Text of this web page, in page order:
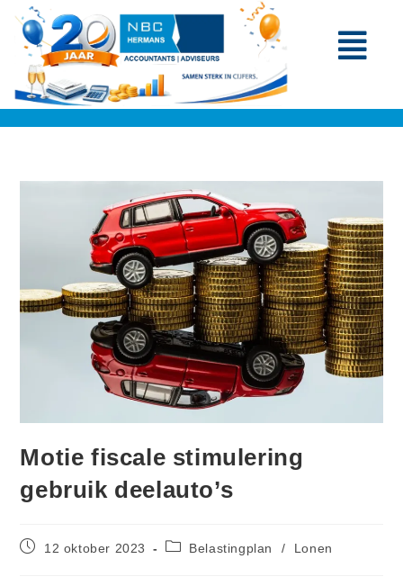
Motie fiscale stimulering
gebruik deelauto’s
12 oktober 2023 Belastingplan / Lonen